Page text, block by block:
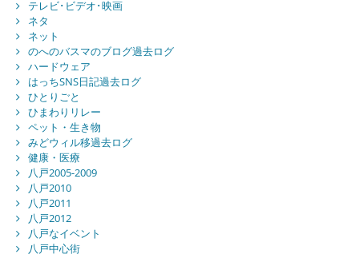
テレビ･ビデオ･映画
ネタ
ネット
のへのバスマのブログ過去ログ
ハードウェア
はっちSNS日記過去ログ
ひとりごと
ひまわりリレー
ペット・生き物
みどウィル移過去ログ
健康・医療
八戸2005-2009
八戸2010
八戸2011
八戸2012
八戸なイベント
八戸中心街